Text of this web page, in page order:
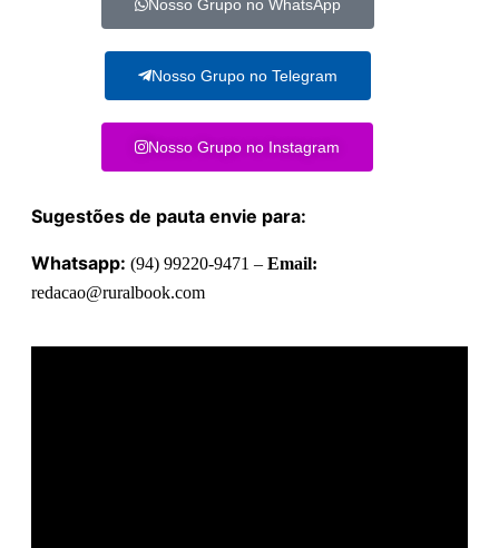
Nosso Grupo no WhatsApp
Nosso Grupo no Telegram
Nosso Grupo no Instagram
Sugestões de pauta envie para:
Whatsapp: (94) 99220-9471 – Email:
redacao@ruralbook.com